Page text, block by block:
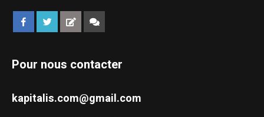
Pour nous contacter
kapitalis.com@gmail.com